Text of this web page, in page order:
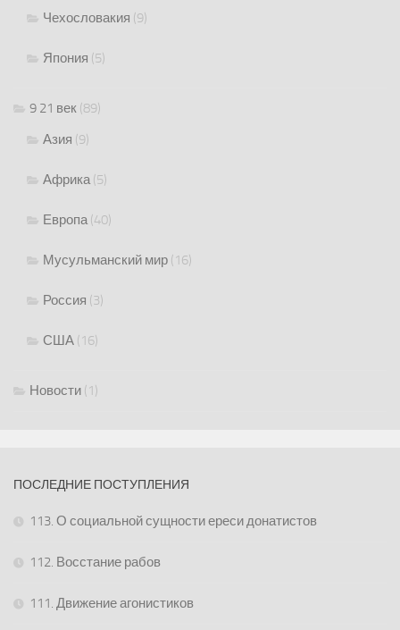
Чехословакия (9)
Япония (5)
9 21 век (89)
Азия (9)
Африка(5)
Европа(40)
Мусульманский мир (16)
Россия (3)
США (16)
Новости (1)
ПОСЛЕДНИЕ ПОСТУПЛЕНИЯ
113. О социальной сущности ереси донатистов
112. Восстание рабов
111. Движение агонистиков